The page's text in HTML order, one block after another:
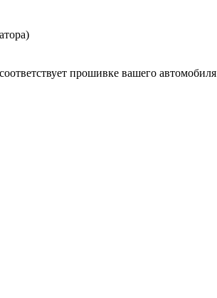
прошивке вашего автомобиля